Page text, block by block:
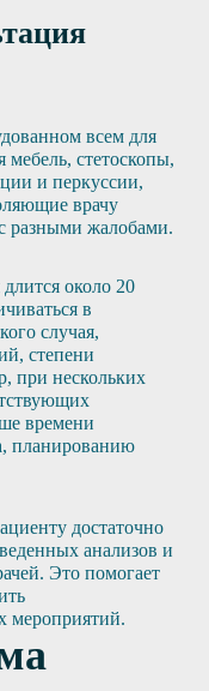
всем для
мебель, стетоскопы,
и перкуссии,
врачу
разными жалобами.
около 20
в
случая,
степени
при нескольких
времени
планированию
достаточно
анализов и
Это помогает
мероприятий.